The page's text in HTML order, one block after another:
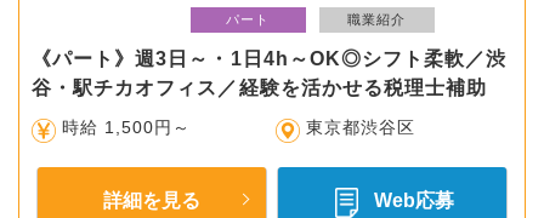
パート 職業紹介
《パート》週3日～・1日4h～OK◎シフト柔軟／渋
谷・駅チカオフィス／経験を活かせる税理士補助
時給 1,500円～ 東京都渋谷区
詳細を見る Web応募